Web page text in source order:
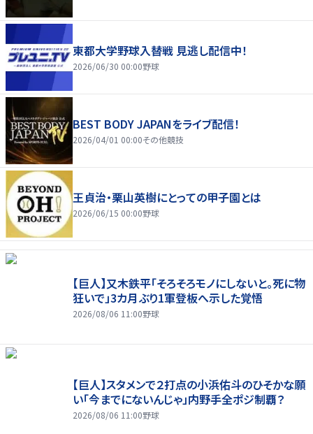
東都大学野球入替戦 見逃し配信中！
2026/06/30 00:00野球
BEST BODY JAPANをライブ配信！
2026/04/01 00:00その他競技
王貞治・栗山英樹にとっての甲子園とは
2026/06/15 00:00野球
【巨人】又木鉄平「そろそろモノにしないと。死に物
狂いで」3カ月ぶり1軍登板へ示した覚悟
2026/08/06 11:00野球
【巨人】スタメンで２打点の小浜佑斗のひそかな願
い「今までにないんじゃ」内野手全ポジ制覇？
2026/08/06 11:00野球